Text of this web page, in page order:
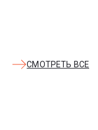
СМОТРЕТЬ ВСЕ